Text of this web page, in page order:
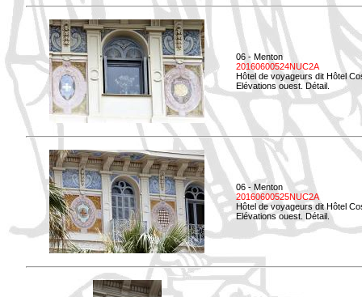
06 - Menton
20160600524NUC2A
Hôtel de voyageurs dit Hôtel
Elévations ouest. Détail.
06 - Menton
20160600525NUC2A
Hôtel de voyageurs dit Hôtel
Elévations ouest. Détail.